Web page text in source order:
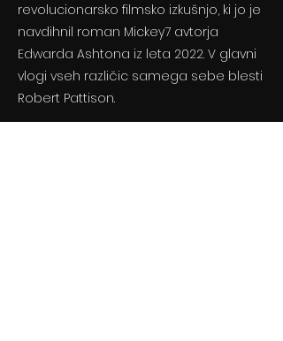
revolucionarsko filmsko izkušnjo, ki jo je
navdihnil roman Mickey7 avtorja
Edwarda Ashtona iz leta 2022. V glavni
vlogi vseh različic samega sebe blesti
Robert Pattison.